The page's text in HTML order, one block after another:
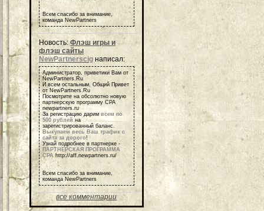
Всем спасибо за внимание,
команда NewPartners
Новость:Флэш игры и
флэш сайты
NewPartnerscig написал:
Администратор, приветики Вам от
NewPartners.Ru
И всем остальным, Общий Привет
от NewPartners.Ru
Посмотрите на обсолютно новую
партнерскую программу СРА
newpartners.ru
За регистрацию дарим всем по
500 рублей на
зарегистрированный баланс.
Выкупаем весь Ваш трафик с
сайта за дорого!
Узнай подробнее в партнерке -
ПАРТНЕРСКАЯ ПРОГРАММА
СРАhttp://aff.newpartners.ru/
Всем спасибо за внимание,
команда NewPartners
все комментарии